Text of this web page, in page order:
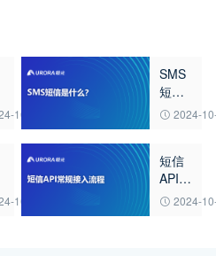
10-29
SMS
短信
是什2024-
10-28
短信
API常
规接2024-